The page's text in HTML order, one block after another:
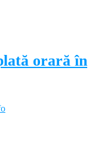
orară în